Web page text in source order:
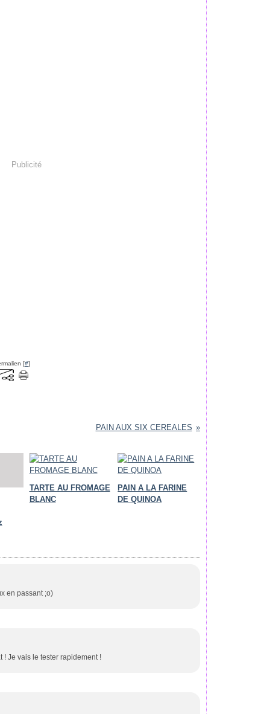
Publicité
[#]
PAIN AUX SIX CEREALES
TARTE AU FROMAGE
BLANC
PAIN A LA FARINE
DE QUINOA
en passant ;o)
Je vais le tester rapidement !